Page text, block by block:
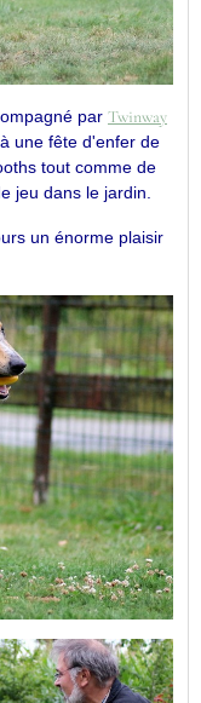
par Twinway
une fête d'enfer de
tout comme de
jeu dans le jardin.
un énorme plaisir